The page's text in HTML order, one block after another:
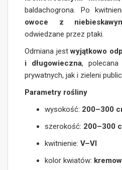
baldachogrona. Po
owoce z
odwiedzane przez ptaki.
Odmiana jestwyjątkowo
i długowieczna,
prywatnych, jak i zieleni
Parametry rośliny
wysokość: 200–300
szerokość: 200–300
kwitnienie:V–VI
kolor kwiatów: